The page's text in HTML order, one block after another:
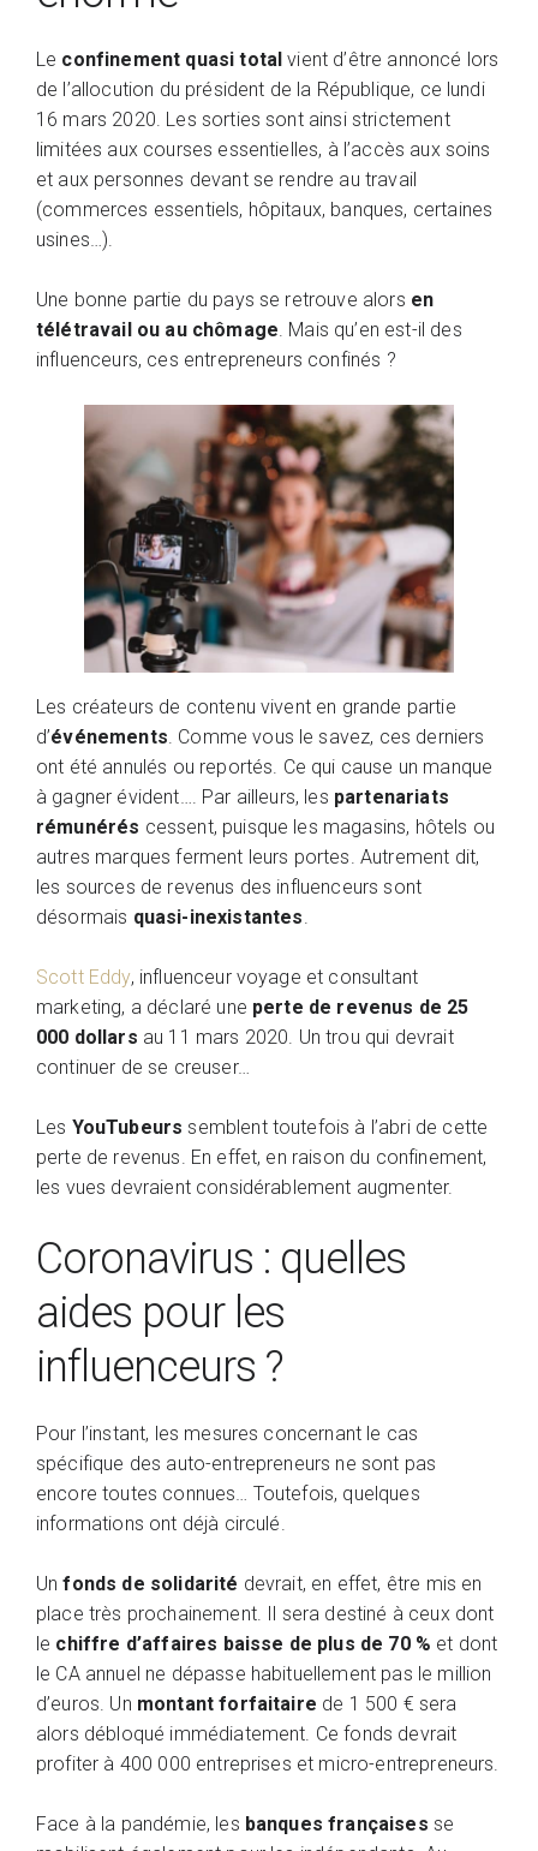
Le confinement quasi totalvient d’être annoncé lors
de l’allocution du président de la République, ce lundi
16 mars 2020. Les sorties sont ainsi strictement
limitées aux courses essentielles, à l’accès aux soins
et aux personnes devant se rendre au travail
(commerces essentiels, hôpitaux, banques, certaines
usines…).
Une bonne partie du pays se retrouve alors en
télétravail ou au chômage. Mais qu’en est-il des
influenceurs, ces entrepreneurs confinés ?
Les créateurs de contenu vivent en grande partie
d’événements . Comme vous le savez, ces derniers
ont été annulés ou reportés. Ce qui cause un manque
à gagner évident…. Par ailleurs, les partenariats
rémunérés cessent, puisque les magasins, hôtels ou
autres marques ferment leurs portes. Autrement dit,
les sources de revenus des influenceurs sont
désormais quasi-inexistantes
Scott Eddy, influenceur voyage et consultant
marketing, a déclaré une perte de revenus de 25
000 dollars au 11 mars 2020. Un trou qui devrait
continuer de se creuser…
Les YouTubeurssemblent toutefois à l’abri de cette
perte de revenus. En effet, en raison du confinement,
les vues devraient considérablement augmenter.
Coronavirus : quelles
aides pour les
influenceurs ?
Pour l’instant, les mesures concernant le cas
spécifique des auto-entrepreneurs ne sont pas
encore toutes connues… Toutefois, quelques
informations ont déjà circulé.
Unfonds de solidarité devrait, en effet, être mis en
place très prochainement. Il sera destiné à ceux dont
le chiffre d’affaires baisse de plus de 70 % et dont
le CA annuel ne dépasse habituellement pas le million
d’euros. Un montant forfaitaire de 1 500 € sera
alors débloqué immédiatement. Ce fonds devrait
profiter à 400 000 entreprises et micro-entrepreneurs.
Face à la pandémie, les banques françaises se